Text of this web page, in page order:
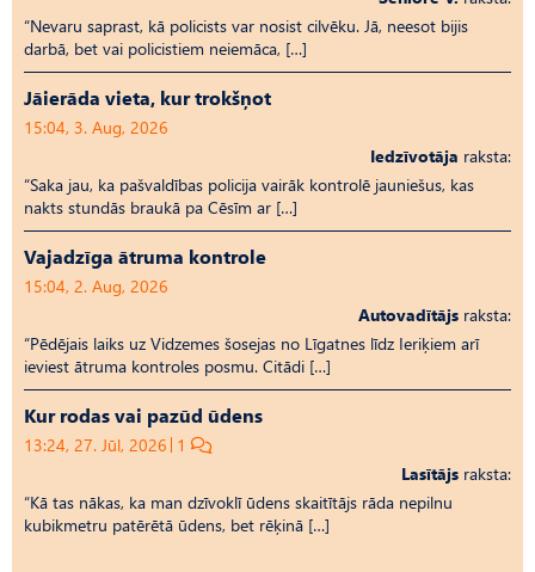
“Nevaru saprast, kā policists var nosist cilvēku. Jā, neesot bijis
darbā, bet vai policistiem neiemāca, […]
Jāierāda vieta, kur trokšņot
15:04, 3. Aug, 2026
Iedzīvotāja raksta:
“Saka jau, ka pašvaldības policija vairāk kontrolē jauniešus, kas
nakts stundās braukā pa Cēsīm ar […]
Vajadzīga ātruma kontrole
15:04, 2. Aug, 2026
Autovadītājs raksta:
“Pēdējais laiks uz Vid­ze­mes šosejas no Līgatnes līdz Ieriķiem arī
ieviest ātruma kontroles posmu. Citādi […]
Kur rodas vai pazūd ūdens
13:24, 27. Jūl, 2026 1
Lasītājs raksta:
“Kā tas nākas, ka man dzīvoklī ūdens skaitītājs rāda nepilnu
kubikmetru patērētā ūdens, bet rēķinā […]